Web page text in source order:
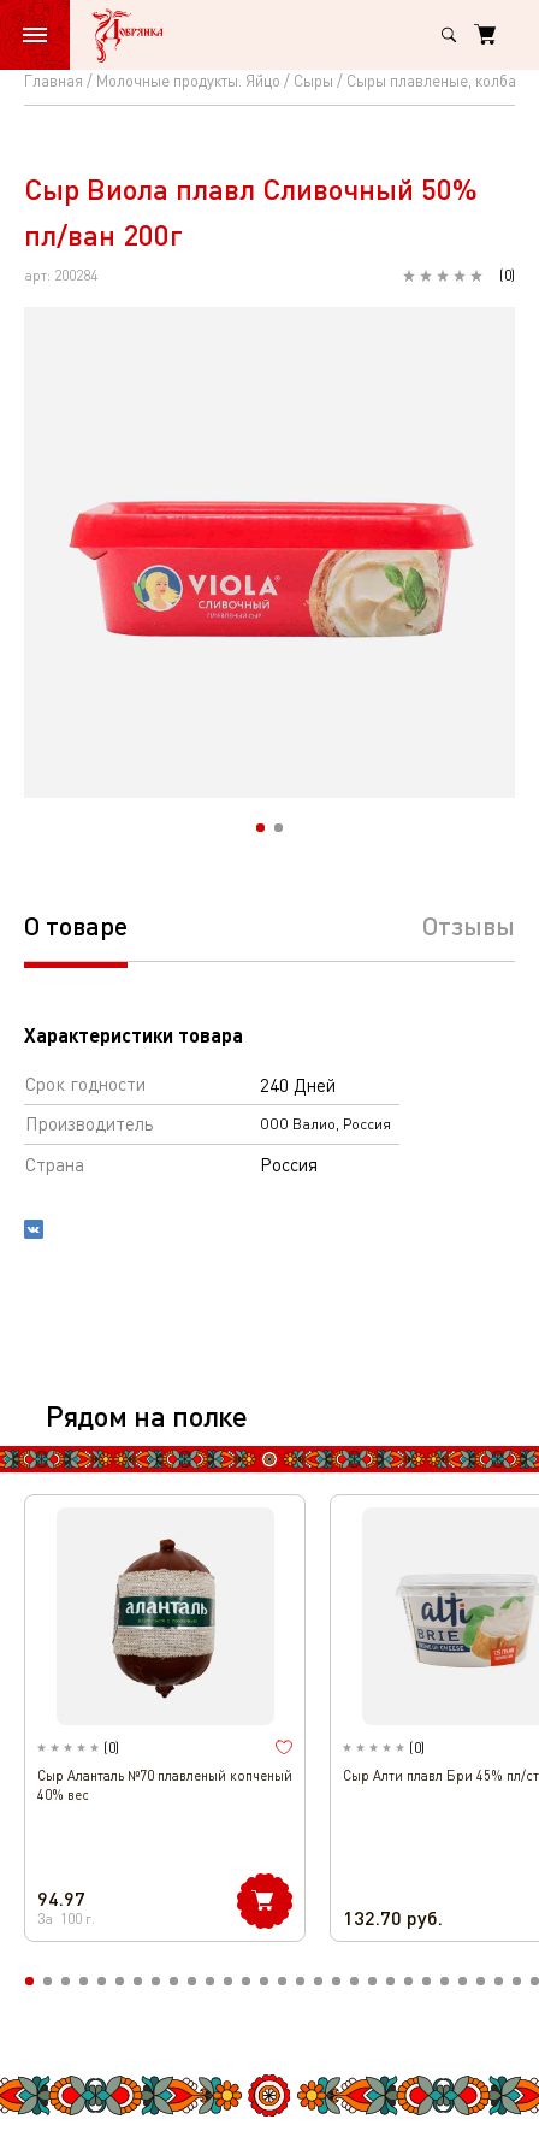
Главная Молочные продукты. Яйцо Сыры Сыры плавленые,
Сыр
плавл
Сливочный
50%
Сыр Виола плавл Сливочный 50%
пл/ван 200г
арт: 200284 (0)
О товаре Отзывы
Характеристики товара
Срок годности
240 Дней
Производитель
ООО Валио, Россия
Страна Россия
Рядом на полке
(0)
Сыр Аланталь №70 плавленый копченый
40% вес
94.97
За 100 г.
(0)
Сыр Алти плавл Бри 45% пл/
132.70 руб.